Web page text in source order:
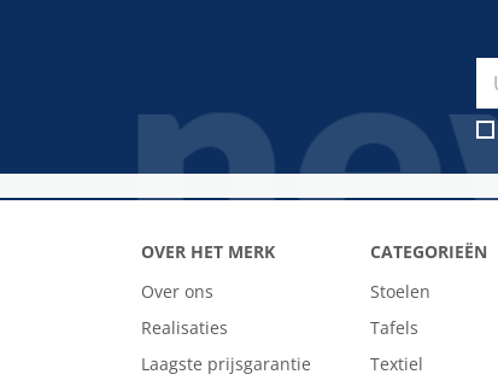
OVER HET MERK
Over ons
Realisaties
Laagste prijsgarantie
CATEGORIEËN
Stoelen
Tafels
Textiel